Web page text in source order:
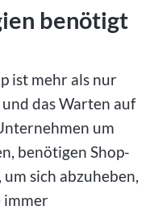
benötigt
ist mehr als nur
das Warten auf
um
benötigen Shop-
sich abzuheben,
immer